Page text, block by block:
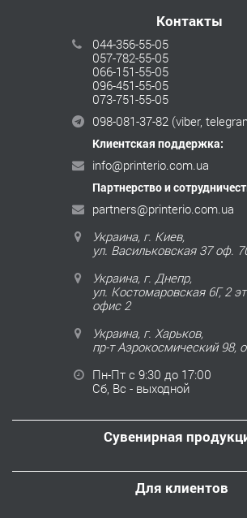
Контакты
044-356-55-05
057-782-55-05
066-151-55-05
096-451-55-05
073-751-55-05
098-081-37-82 (viber,
Клиентская поддержка:
info@printerio.com.ua
Партнерство и
partners@printerio.com.ua
Украина, г. Киев,
ул. Васильковская 37 оф.
Украина, г. Днепр,
ул. Костомаровская 6Г, 2
офис 2
Украина, г. Харьков,
пр-т Аэрокосмический 98,
Пн-Пт с 9:30 до 17:00
Сб, Вс - выходной
Сувенирная
Для клиентов